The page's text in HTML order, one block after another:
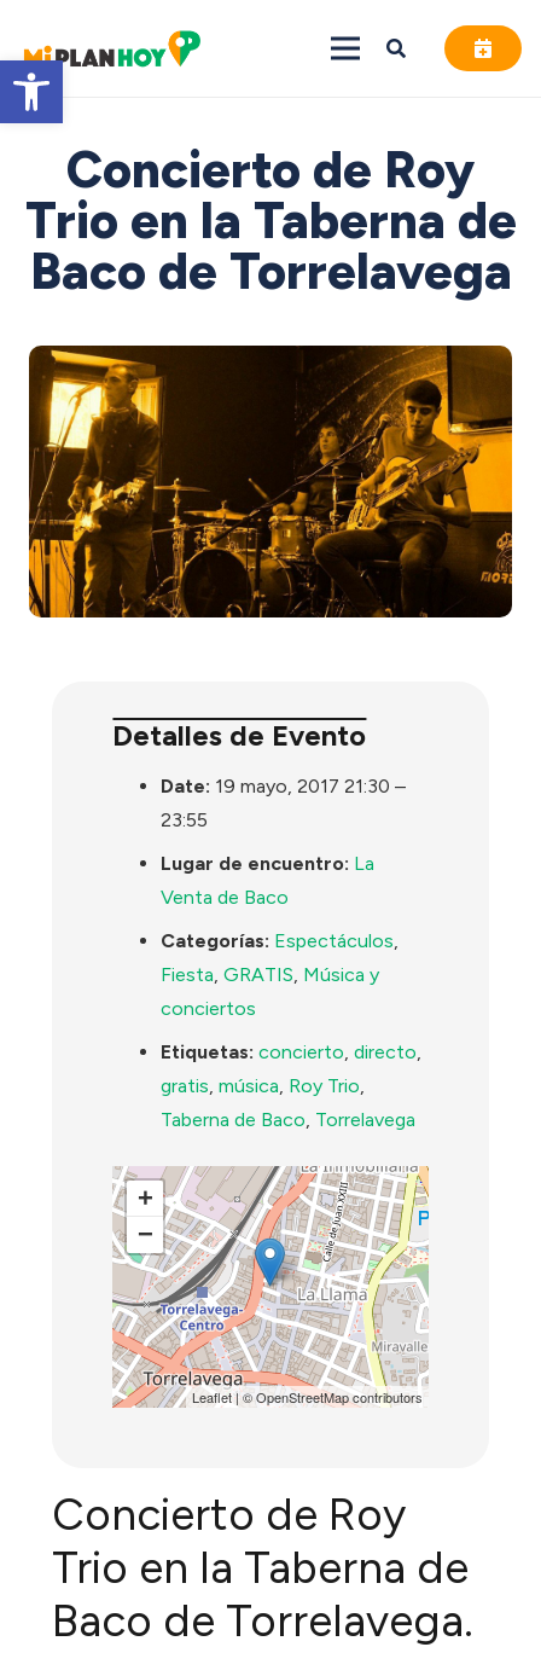
Abrir barra de herramientas
Concierto de Roy
Trio en la Taberna de
Baco de Torrelavega
Detalles de Evento
Date: 19 mayo, 2017 21:30 –
23:55
Lugar de encuentro: La
Venta de Baco
Categorías: Espectáculos,
Fiesta,GRATIS, Música y
conciertos
Etiquetas: concierto,directo,
gratis,música, Roy Trio,
Taberna de Baco, Torrelavega
+
−
Leaflet| ©OpenStreetMapcontributors
Concierto de Roy
Trio en la Taberna de
Baco de Torrelavega.